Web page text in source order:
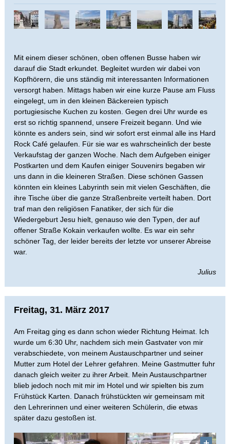
Mit einem dieser schönen, oben offenen Busse haben wir
darauf die Stadt erkundet. Begleitet wurden wir dabei von
Kopfhörern, die uns ständig mit interessanten Informationen
versorgt haben. Mittags haben wir eine kurze Pause am Fluss
eingelegt, um in den kleinen Bäckereien typisch
portugiesische Kuchen zu kosten. Gegen drei Uhr wurde es
erst so richtig spannend, unsere Freizeit begann. Und wie
könnte es anders sein, sind wir sofort erst einmal alle ins Hard
Rock Café gelaufen. Für sie war es wahrscheinlich der beste
Verkaufstag der ganzen Woche. Nach dem Aufgeben einiger
Postkarten und dem Kaufen einiger Souvenirs begaben wir
uns dann in die kleineren Straßen. Diese schönen Gassen
könnten ein kleines Labyrinth sein mit vielen Geschäften, die
ihre Tische über die ganze Straßenbreite verteilt haben. Dort
traf man den religiösen Fanatiker, der sich für die
Wiedergeburt Jesu hielt, genauso wie den Typen, der auf
offener Straße Kokain verkaufen wollte. Es war ein sehr
schöner Tag, der leider bereits der letzte vor unserer Abreise
war.
Julius
Freitag, 31. März 2017
Am Freitag ging es dann schon wieder Richtung Heimat. Ich
wurde um 6:30 Uhr, nachdem sich mein Gastvater von mir
verabschiedete, von meinem Austauschpartner und seiner
Mutter zum Hotel der Lehrer gefahren. Meine Gastmutter fuhr
danach gleich weiter zu ihrer Arbeit. Mein Austauschpartner
blieb jedoch noch mit mir im Hotel und wir spielten bis zum
Frühstück Karten. Danach frühstückten wir gemeinsam mit
den Lehrerinnen und einer weiteren Schülerin, die etwas
später dazu gestoßen ist.